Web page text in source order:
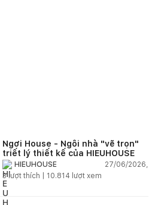
Ngơi House - Ngôi nhà "vẽ trọn"
triết lý thiết kế của HIEUHOUSE
HIEUHOUSE
27/06/2026,
3lượt thích | 10.814 lượt xem